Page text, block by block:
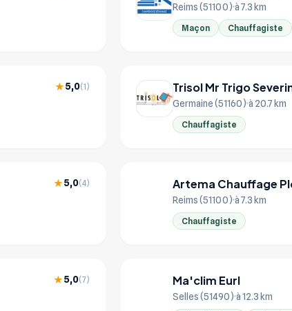
Reims (51100) à 7.3 km
Maçon Chauffagiste
★5,0(1) Trisol Mr Trigo
Germaine (51160) à 20.7 km
Chauffagiste
★5,0(4) Artema Chauffage
Reims (51100) à 7.3 km
Chauffagiste
★5,0(7) Ma'clim Eurl
Selles (51490) à 12.3 km